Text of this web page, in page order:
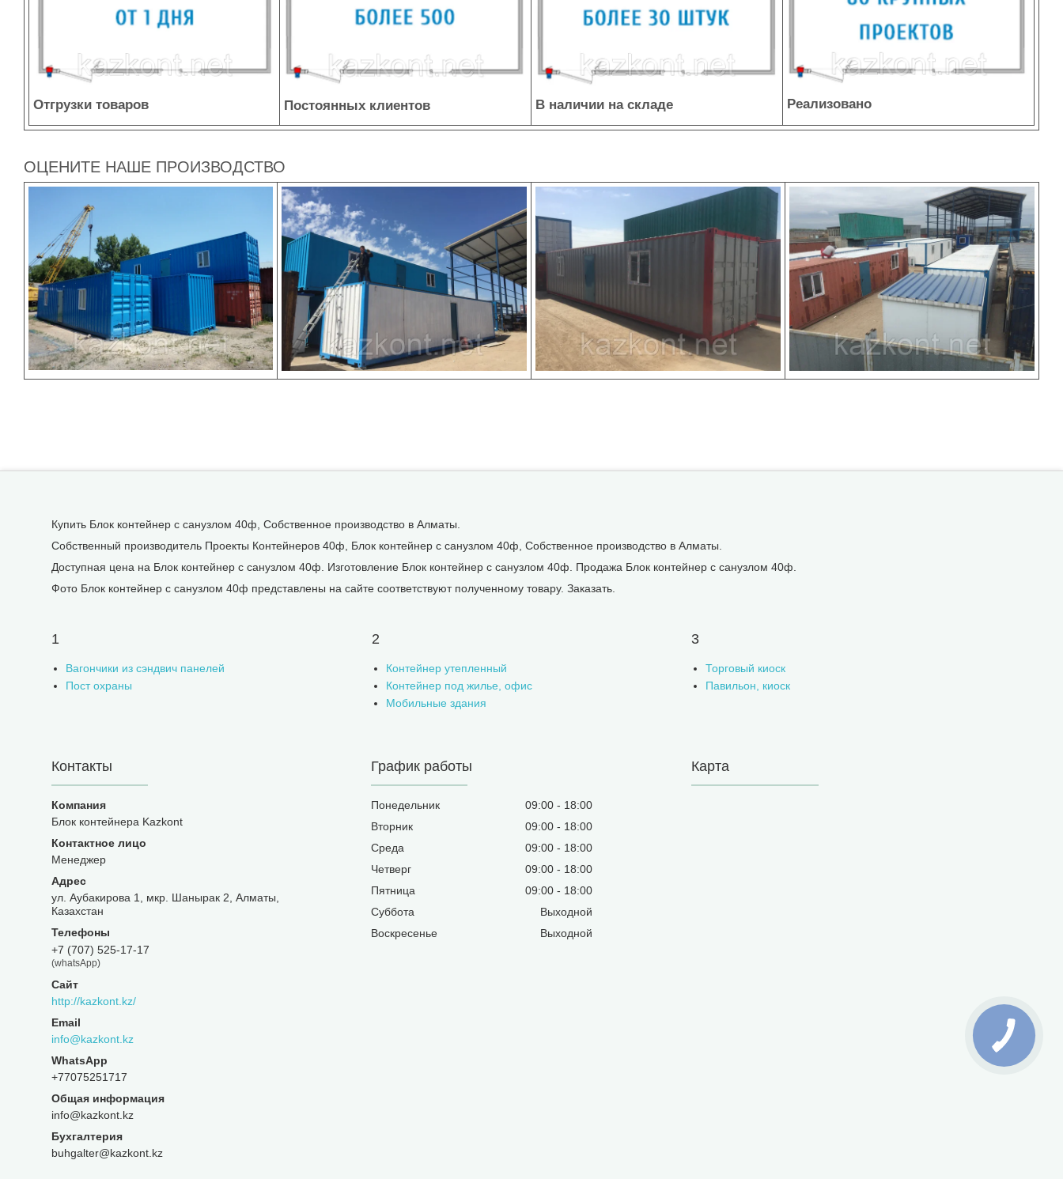
Отгрузки товаров Постоянных клиентов В наличии на складе Реализовано
ОЦЕНИТЕ НАШЕ ПРОИЗВОДСТВО
Купить Блок контейнер с санузлом 40ф, Собственное производство в Алматы.
Собственный производитель Проекты Контейнеров 40ф, Блок контейнер с санузлом 40ф, Собственное производство в Алматы.
Доступная цена на Блок контейнер с санузлом 40ф. Изготовление Блок контейнер с санузлом 40ф. Продажа Блок контейнер с санузлом 40ф.
Фото Блок контейнер с санузлом 40ф представлены на сайте соответствуют полученному товару. Заказать.
1
Вагончики из сэндвич панелей
Пост охраны
2
Контейнер утепленный
Контейнер под жилье, офис
Мобильные здания
3
Торговый киоск
Павильон, киоск
Контакты
Блок контейнера Kazkont
Менеджер
ул. Аубакирова 1, мкр. Шанырак 2, Алматы,
Казахстан
+7 (707) 525-17-17
(whatsApp)
http://kazkont.kz/
info@kazkont.kz
+77075251717
Общая информация
info@kazkont.kz
Бухгалтерия
buhgalter@kazkont.kz
График работы
Понедельник 09:00
18:00
Вторник
09:00
18:00
Среда
09:00
18:00
Четверг
09:00
18:00
Пятница
09:00
18:00
Суббота
Выходной
Воскресенье
Выходной
Карта